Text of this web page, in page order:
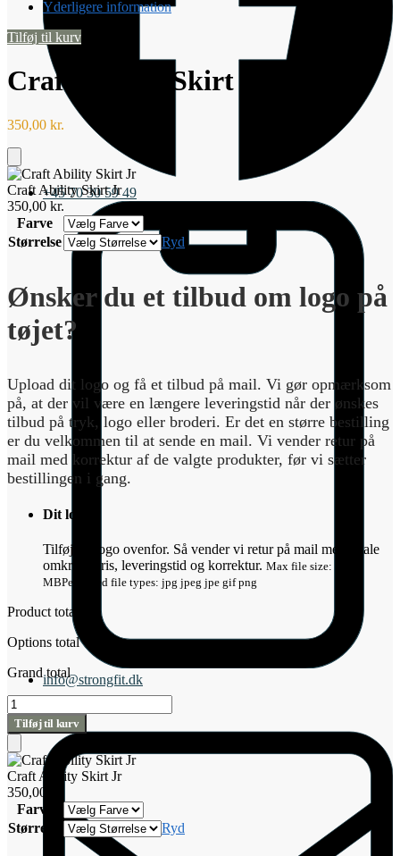
+45 70 30 59 49
info@strongfit.dk
Yderligere information
Tilføj til kurv
Craft Ability Skirt Jr
350,00 kr.
Tilføj
til
kurv
Craft Ability Skirt Jr
350,00 kr.
Farve
Størrelse
Ryd
Ønsker du et tilbud om logo på
tøjet?
Upload dit logo og få et tilbud på mail. Vi gør opmærksom
på, at der vil være en længere leveringstid når der ønskes
tilbud på tryk, logo eller broderi. Er det en større bestilling
er du velkommen til at sende en mail. Vi vender retur på
mail med korrektur af de valgte produkter, før vi sætter
bestillingen i gang.
Dit logo
Tilføj dit logo ovenfor. Så vender vi retur på mail med aftale
omkring pris, leveringstid og korrektur. Max file size: 1
MBPermitted file types: jpg jpeg jpe gif png
Product total
Options total
Grand total
Craft
Ability
Skirt
Jr
antal
Tilføj til kurv
Tilføj
til
kurv
Craft Ability Skirt Jr
350,00
Farve
Størrelse
Ryd